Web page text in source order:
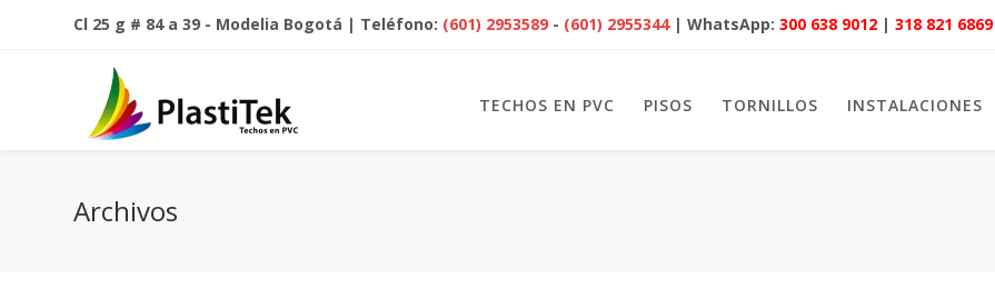
Cl 25 g # 84 a 39 - Modelia Bogotá | Teléfono: (601) 2953589 - (601) 2955344 | WhatsApp:300 638 9012 |318 821 6869
TECHOS EN PVC PISOS TORNILLOS INSTALACIONES
Archivos